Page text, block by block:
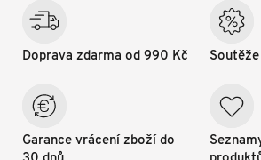
Doprava zdarma od 990 Kč
Garance vrácení zboží do